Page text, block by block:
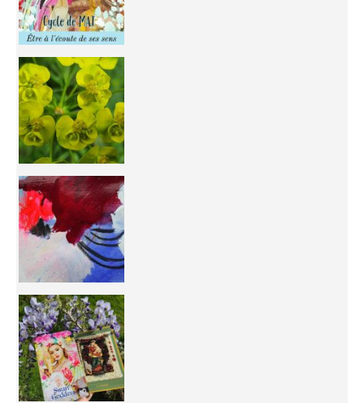
You're
50/50 OR 100/100 ? The day after Ascension, w